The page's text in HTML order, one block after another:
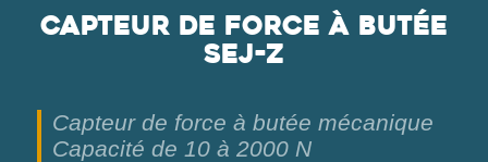
Capteur de force à butée
SEJ-Z
Capteur de force à butée mécanique
Capacité de 10 à 2000 N